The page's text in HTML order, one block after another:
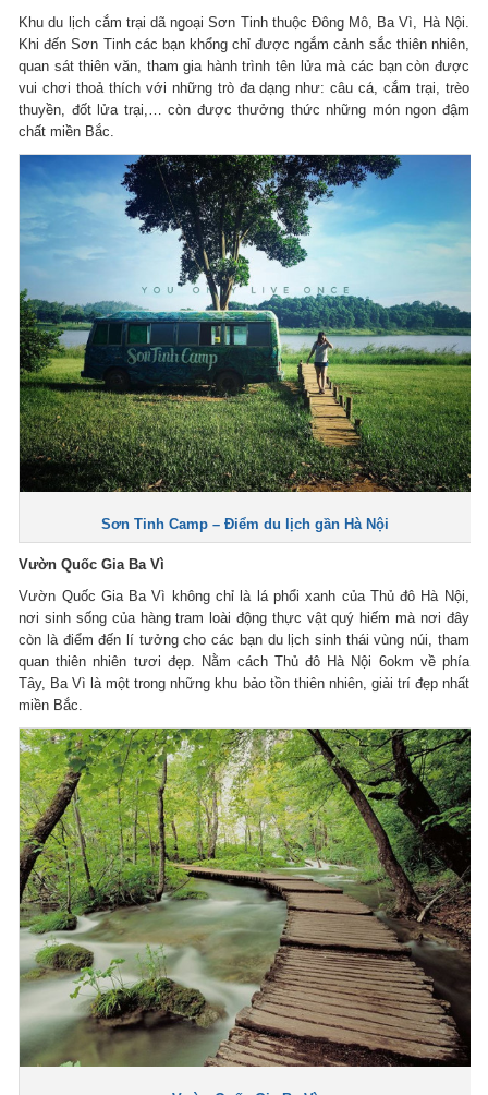
Khu du lịch cắm trại dã ngoại Sơn Tinh thuộc Đông Mô, Ba Vì, Hà Nội.
Khi đến Sơn Tinh các bạn khổng chỉ được ngắm cảnh sắc thiên nhiên,
quan sát thiên văn, tham gia hành trình tên lửa mà các bạn còn được
vui chơi thoả thích với những trò đa dạng như: câu cá, cắm trại, trèo
thuyền, đốt lửa trại,… còn được thưởng thức những món ngon đậm
chất miền Bắc.
Sơn Tinh Camp – Điểm du lịch gần Hà Nội
Vườn Quốc Gia Ba Vì
Vườn Quốc Gia Ba Vì không chỉ là lá phổi xanh của Thủ đô Hà Nội,
nơi sinh sống của hàng tram loài động thực vật quý hiếm mà nơi đây
còn là điểm đến lí tưởng cho các bạn du lịch sinh thái vùng núi, tham
quan thiên nhiên tươi đẹp. Nằm cách Thủ đô Hà Nội 6okm về phía
Tây, Ba Vì là một trong những khu bảo tồn thiên nhiên, giải trí đẹp nhất
miền Bắc.